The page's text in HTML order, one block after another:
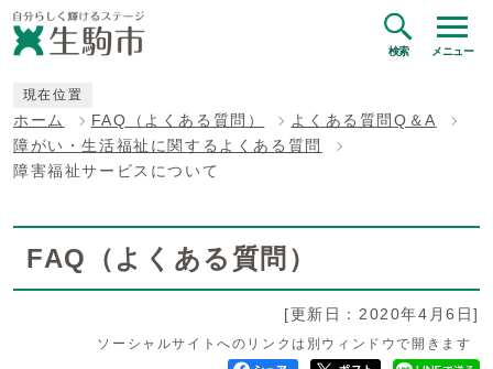
検索 メニュー
現在位置
ホーム FAQ（よくある質問）
よくある質問Q＆A
障がい・生活福祉に関するよくある質問
障害福祉サービスについて
FAQ（よくある質問）
[更新日：2020年4月6日]
ソーシャルサイトへのリンクは別ウィンドウで開きます